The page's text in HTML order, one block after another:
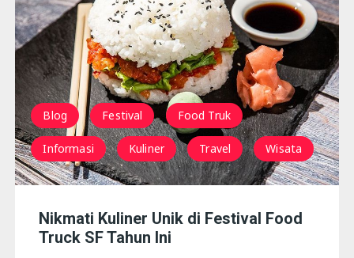
Blog Festival Food Truk
Informasi Kuliner Travel Wisata
Nikmati Kuliner Unik di Festival Food
Truck SF Tahun Ini